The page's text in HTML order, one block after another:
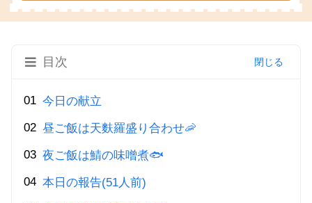
目次
今日の献立
昼ご飯は天麩羅盛り合わせ🦐
夜ご飯は鯖の味噌煮🐟
本日の報告(51人前)